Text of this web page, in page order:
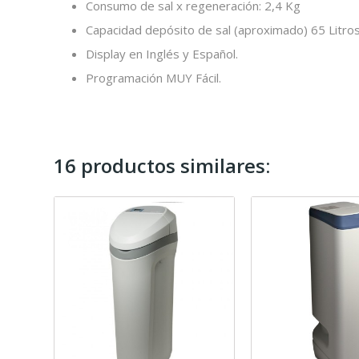
Consumo de sal x regeneración: 2,4 Kg
Capacidad depósito de sal (aproximado) 65
Display en Inglés y Español.
Programación MUY Fácil.
16 productos similares: